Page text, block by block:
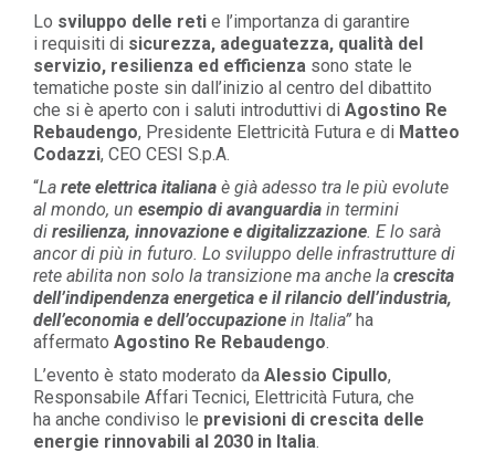
Lo sviluppo delle reti e l’importanza di garantire
i requisiti di sicurezza, adeguatezza, qualità del
servizio, resilienza ed efficienza sono state le
tematiche poste sin dall’inizio al centro del dibattito
che si è aperto con i saluti introduttivi di Agostino Re
Rebaudengo, Presidente Elettricità Futura e di Matteo
Codazzi, CEO CESI S.p.A.
“La rete elettrica italiana è già adesso tra le più evolute
al mondo, un esempio di avanguardia in termini
di resilienza, innovazione e digitalizzazione. E lo sarà
ancor di più in futuro. Lo sviluppo delle infrastrutture di
rete abilita non solo la transizione ma anche la crescita
dell’indipendenza energetica e il rilancio dell’industria,
dell’economia e dell’occupazione in Italia” ha
affermato Agostino Re Rebaudengo.
L’evento è stato moderato da Alessio Cipullo,
Responsabile Affari Tecnici, Elettricità Futura, che
ha anche condiviso le previsioni di crescita delle
energie rinnovabili al 2030 in Italia.